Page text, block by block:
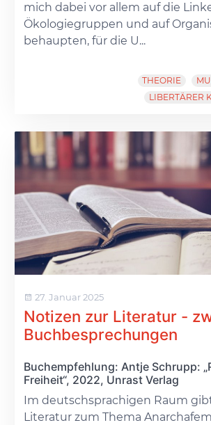
mich dabei vor allem auf die
Ökologiegruppen und auf
behaupten, für die U...
THEORIE
LIBERTÄRER
27. Januar 2025
Notizen zur Literatur -
Buchbesprechungen
Buchempfehlung: Antje Schrupp:
Freiheit“, 2022, Unrast Verlag
Im deutschsprachigen Raum
Literatur zum Thema